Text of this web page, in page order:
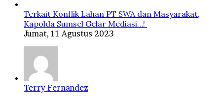
Terkait Konflik Lahan PT SWA dan Masyarakat,
Kapolda Sumsel Gelar Mediasi…!
Jumat, 11 Agustus 2023
Terry Fernandez